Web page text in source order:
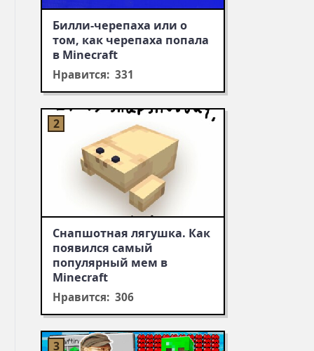
Билли-черепаха или о
том, как черепаха попала
в Minecraft
Нравится: 331
Снапшотная лягушка. Как
появился самый
популярный мем в
Minecraft
Нравится: 306